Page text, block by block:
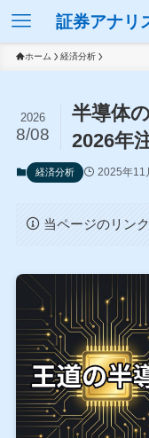
証券アナリ
ホーム 経済分析
半導体
2026年
2026
8/08
経済分析 2025年11
当ページのリン